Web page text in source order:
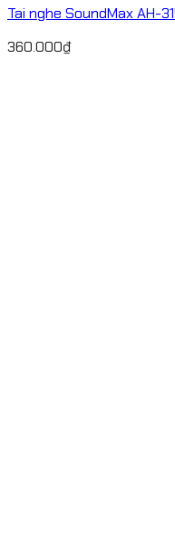
Tai nghe SoundMax AH-
360.000₫